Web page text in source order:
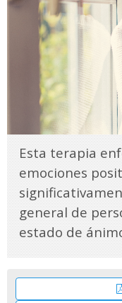
Esta terapia
emociones
general de
estado de